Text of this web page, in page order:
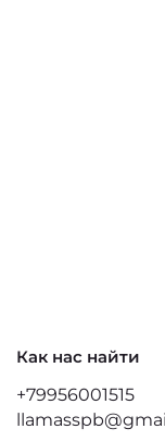
Как нас найти
+79956001515